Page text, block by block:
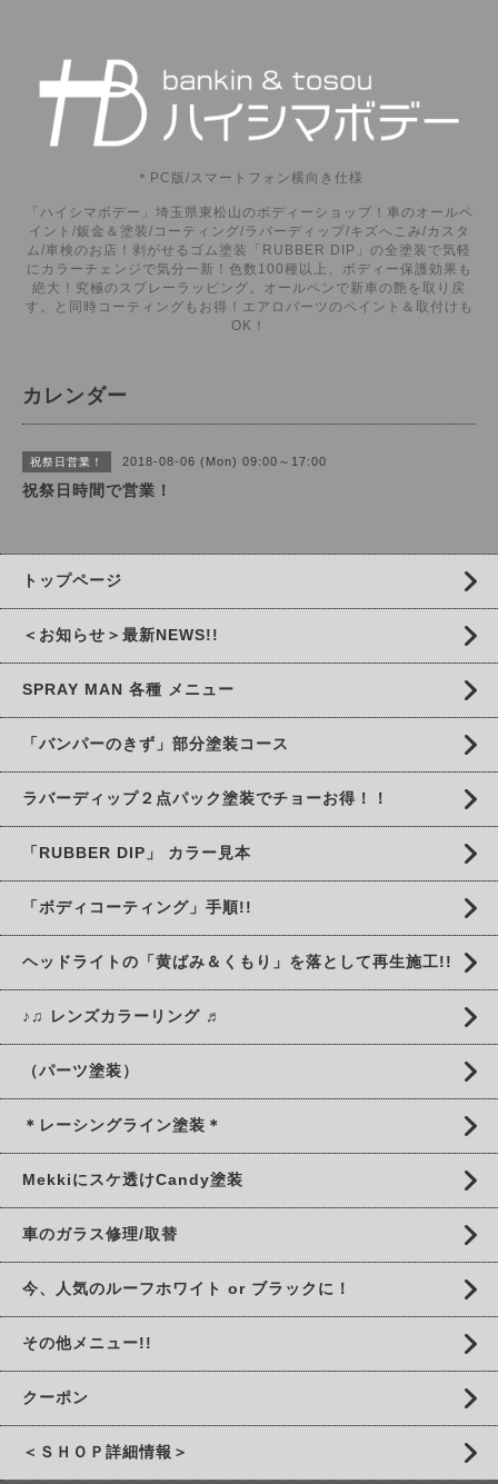
＊PC版/スマートフォン横向き仕様
「ハイシマボデー」埼玉県東松山のボディーショップ！車のオールペ
イント/鈑金＆塗装/コーティング/ラバーディップ/キズへこみ/カスタ
ム/車検のお店！剥がせるゴム塗装「RUBBER DIP」の全塗装で気軽
にカラーチェンジで気分一新！色数100種以上、ボディー保護効果も
絶大！究極のスプレーラッピング。オールペンで新車の艶を取り戻
す。と同時コーティングもお得！エアロパーツのペイント＆取付けも
OK！
カレンダー
祝祭日営業！ 2018-08-06 (Mon) 09:00～17:00
祝祭日時間で営業！
トップページ
＜お知らせ＞最新NEWS!!
SPRAY MAN 各種 メニュー
「バンパーのきず」部分塗装コース
ラバーディップ２点パック塗装でチョーお得！！
「RUBBER DIP」 カラー見本
「ボディコーティング」手順!!
ヘッドライトの「黄ばみ＆くもり」を落として再生施工!!
♪♫ レンズカラーリング ♬
（パーツ塗装）
＊レーシングライン塗装＊
Mekkiにスケ透けCandy塗装
車のガラス修理/取替
今、人気のルーフホワイト or ブラックに！
その他メニュー!!
クーポン
＜ＳＨＯＰ詳細情報＞